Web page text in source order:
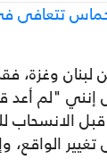
تتعافى في
وغزة،
"لم أعد
الانسحاب
الواقع،